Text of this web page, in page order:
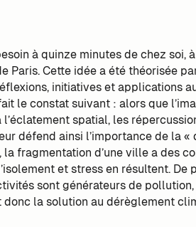
à quinze minutes de chez soi,
Paris. Cette idée a été théorisée
initiatives et applications
le constat suivant : alors que
spatial, les
défend ainsi l’importance de la
fragmentation d’une ville a des
et stress en résultent. De
sont générateurs de
donc la solution au dérèglement